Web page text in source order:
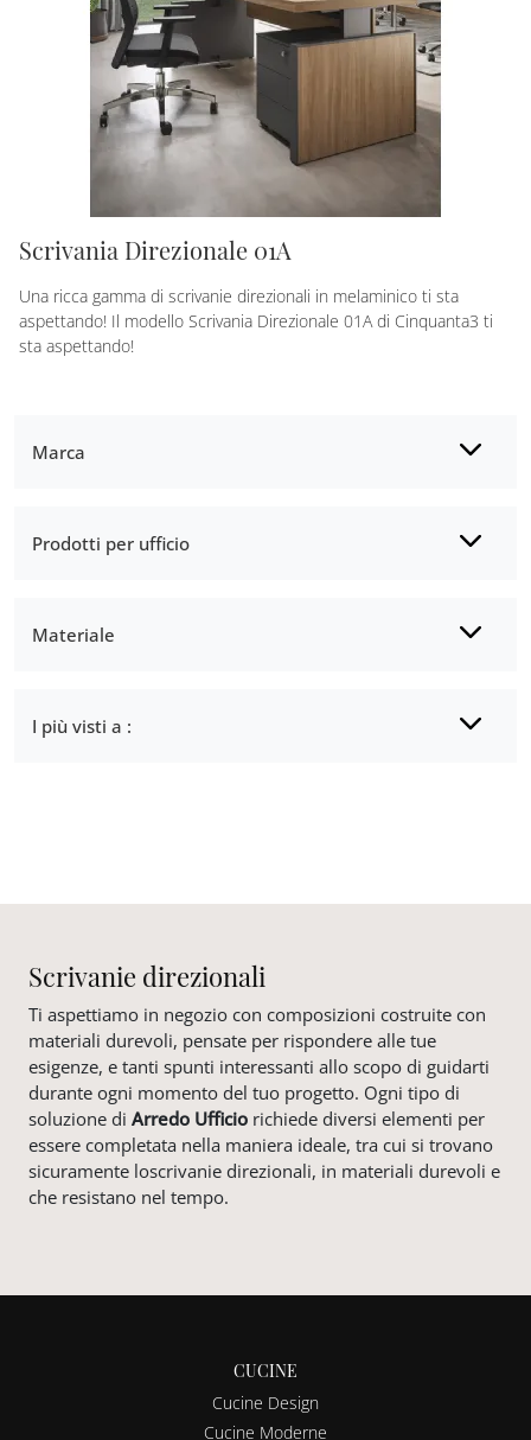
Marca
Prodotti per ufficio
Materiale
I più visti a :
Scrivania Direzionale 01A
Una ricca gamma di scrivanie direzionali in melaminico ti sta
aspettando! Il modello Scrivania Direzionale 01A di Cinquanta3 ti
sta aspettando!
Scrivanie direzionali
Ti aspettiamo in negozio con composizioni costruite con
materiali durevoli, pensate per rispondere alle tue
esigenze, e tanti spunti interessanti allo scopo di guidarti
durante ogni momento del tuo progetto. Ogni tipo di
soluzione di Arredo Ufficio richiede diversi elementi per
essere completata nella maniera ideale, tra cui si trovano
sicuramente loscrivanie direzionali, in materiali durevoli e
che resistano nel tempo.
CUCINE
Cucine Design
Cucine Moderne